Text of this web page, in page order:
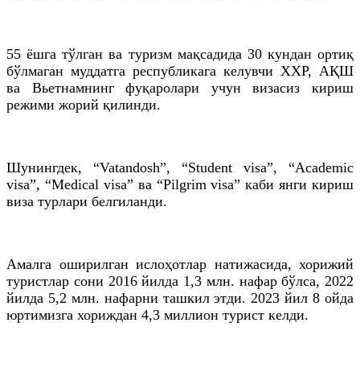
55 ёшга тўлган ва туризм мақсадида 30 кундан ортиқ
бўлмаган муддатга республикага келувчи ХХР, АҚШ
ва Вьетнамнингфуқаролари учун визасиз кириш
режими жорий қилинди.
Шунингдек, “Vatandosh”, “Student visa”, “Academic
visa”, “Medical visa” ва “Pilgrim visa” каби янги кириш
виза турлари белгиланди.
Амалга оширилган ислоҳотлар натижасида, хорижий
туристлар сони 2016 йилда 1,3 млн. нафар бўлса, 2022
йилда 5,2 млн. нафарни ташкил этди. 2023 йил 8 ойда
юртимизга хориждан 4,3 миллион турист келди.